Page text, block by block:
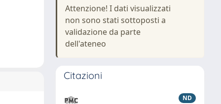
Attenzione! I dati visualizzati
non sono stati sottoposti a
validazione da parte
dell'ateneo
Citazioni
ND